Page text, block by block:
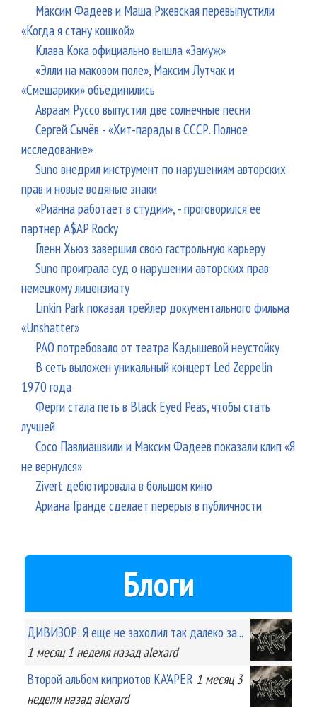
Максим Фадеев и Маша Ржевская перевыпустили
«Когда я стану кошкой»
Клава Кока официально вышла «Замуж»
«Элли на маковом поле», Максим Лутчак и
«Смешарики» объединились
Авраам Руссо выпустил две солнечные песни
Сергей Сычёв - «Хит-парады в СССР. Полное
исследование»
Suno внедрил инструмент по нарушениям авторских
прав и новые водяные знаки
«Рианна работает в студии», - проговорился ее
партнер A$AP Rocky
Гленн Хьюз завершил свою гастрольную карьеру
Suno проиграла суд о нарушении авторских прав
немецкому лицензиату
Linkin Park показал трейлер документального фильма
«Unshatter»
РАО потребовало от театра Кадышевой неустойку
В сеть выложен уникальный концерт Led Zeppelin
1970 года
Ферги стала петь в Black Eyed Peas, чтобы стать
лучшей
Сосо Павлиашвили и Максим Фадеев показали клип «Я
не вернулся»
Zivert дебютировала в большом кино
Ариана Гранде сделает перерыв в публичности
Блоги
ДИВИЗОР: Я еще не заходил так далеко за...
1 месяц 1 неделяназад alexard
Второй альбом киприотов KA'APER 1 месяц 3
неделиназад alexard